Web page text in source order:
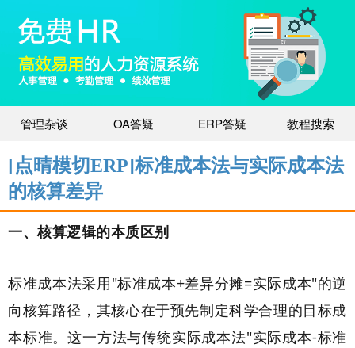
管理杂谈 OA答疑 ERP答疑 教程搜索
[点晴模切ERP]标准成本法与实际成本法
的核算差异
一、核算逻辑的本质区别
标准成本法采用"标准成本+差异分摊=实际成本"的逆
向核算路径，其核心在于预先制定科学合理的目标成
本标准。这一方法与传统实际成本法"实际成本-标准